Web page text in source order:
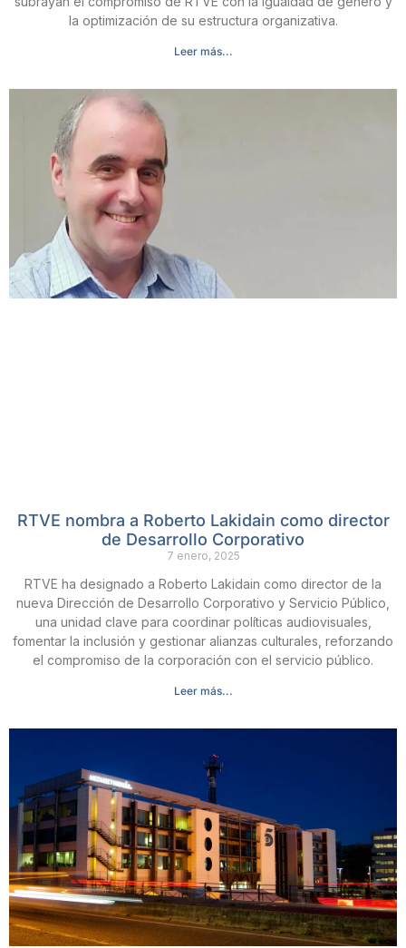
la optimización de su estructura organizativa.
Leer más...
RTVE nombra a Roberto Lakidain como director
de Desarrollo Corporativo
7 enero, 2025
RTVE ha designado a Roberto Lakidain como director de la
nueva Dirección de Desarrollo Corporativo y Servicio Público,
una unidad clave para coordinar políticas audiovisuales,
fomentar la inclusión y gestionar alianzas culturales, reforzando
el compromiso de la corporación con el servicio público.
Leer más...